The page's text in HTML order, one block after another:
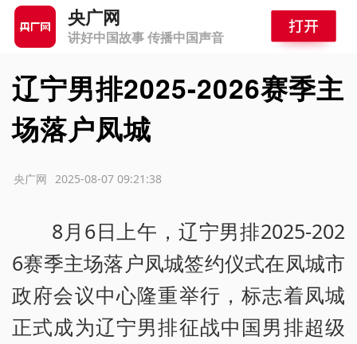
央广网
讲好中国故事 传播中国声音
辽宁男排2025-2026赛季主
场落户凤城
2025-08-07 09:21:38
央广网
8月6日上午，辽宁男排2025-202
6赛季主场落户凤城签约仪式在凤城市
政府会议中心隆重举行，标志着凤城
正式成为辽宁男排征战中国男排超级